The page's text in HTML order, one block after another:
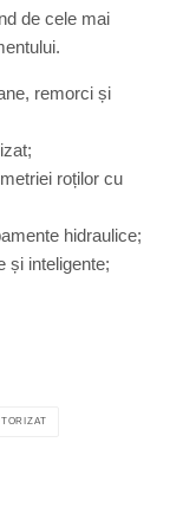
de cele mai
remorci și
roților cu
hidraulice;
și inteligente;